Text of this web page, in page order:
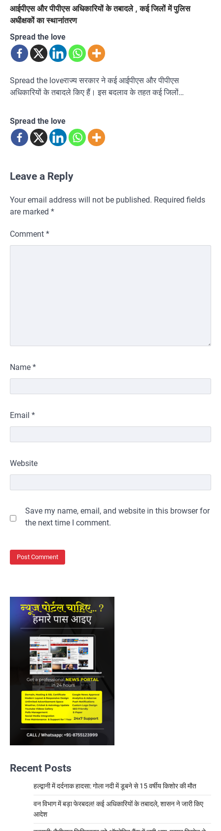
आईपीएस और पीपीएस अधिकारियों के तबादले , कई जिलों में पुलिस
अधीक्षकों का स्थानांतरण
Spread the love
Spread the loveराज्य सरकार ने कई आईपीएस और पीपीएस
अधिकारियों के तबादले किए हैं। इस बदलाव के तहत कई जिलों…
Spread the love
Leave a Reply
Your email address will not be published. Required fields
are marked *
Comment *
Name *
Email *
Website
Save my name, email, and website in this browser for
the next time I comment.
Recent Posts
हल्द्वानी में दर्दनाक हादसा: गोला नदी में डूबने से 15 वर्षीय किशोर की मौत
वन विभाग में बड़ा फेरबदल! कई अधिकारियों के तबादले, शासन ने जारी किए
आदेश